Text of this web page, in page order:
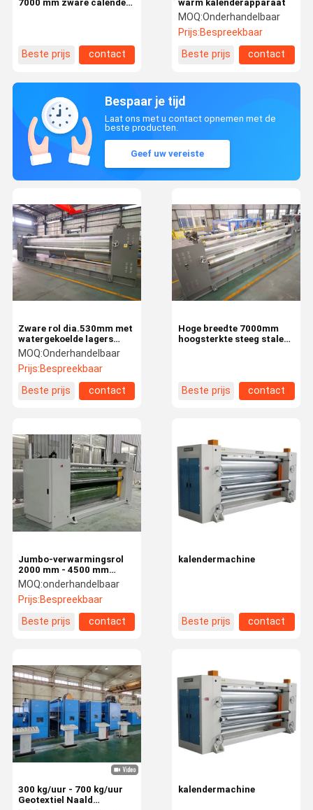
Producten
7000 mm zware calender
Beste prijs contact
warm kalenderapparaat
MOQ:Onderhandelbaar
Prijs:Bespreekbaar
Beste prijs
contact
Bespaar je tijd
Laat ons met u contact opnemen met de
beste producten.
Geef uw vereiste
Hoge breedte 7000mm
hoogsterkte steeg stalen
Beste prijs contact
Zware rol dia.530mm met
watergekoelde lagers
Kalander Machine
MOQ:Onderhandelbaar
Prijs:Bespreekbaar
Beste prijs
contact
kalendermachine
Beste prijs contact
Jumbo-verwarmingsrol
2000 mm - 4500 mm
Calender Roller Press
Calender Heat Press Voor
afwerking
MOQ:onderhandelbaar
Prijs:Bespreekbaar
Beste prijs
contact
kalendermachine
300 kg/uur - 700 kg/uur
Geotextiel Naald